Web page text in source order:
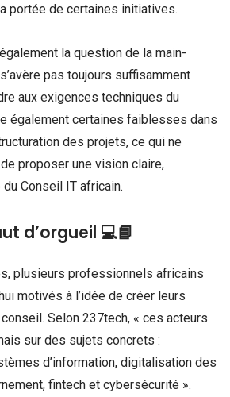
portée de certaines initiatives.
la question de la main-
pas toujours suffisamment
aux exigences techniques du
également certaines faiblesses dans
des projets, ce qui ne
proposer une vision claire,
Conseil IT africain.
d’orgueil 💻📘
plusieurs professionnels africains
motivés à l’idée de créer leurs
Selon 237tech, « ces acteurs
sur des sujets concrets :
d’information, digitalisation des
fintech et cybersécurité ».